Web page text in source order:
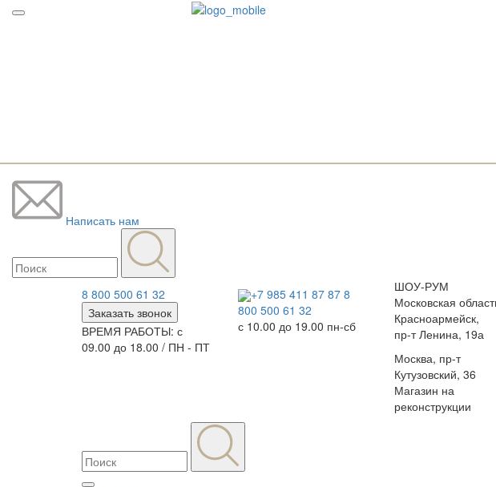
Написать нам
8 800 500 61 32
Заказать звонок
ВРЕМЯ РАБОТЫ: с
09.00 до 18.00 / ПН - ПТ
+7 985 411 87 87 8
800 500 61 32
с 10.00 до 19.00 пн-сб
ШОУ-РУМ
Московская
Красноармейск,
пр-т Ленина, 19а
Москва, пр-т
Кутузовский, 36
Магазин на
реконструкции